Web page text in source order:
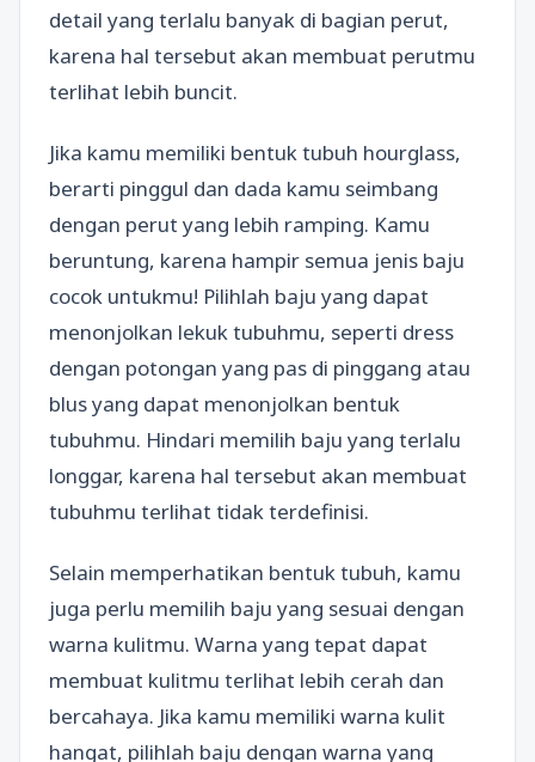
detail yang terlalu banyak di bagian perut,
karena hal tersebut akan membuat perutmu
terlihat lebih buncit.
Jika kamu memiliki bentuk tubuh hourglass,
berarti pinggul dan dada kamu seimbang
dengan perut yang lebih ramping. Kamu
beruntung, karena hampir semua jenis baju
cocok untukmu! Pilihlah baju yang dapat
menonjolkan lekuk tubuhmu, seperti dress
dengan potongan yang pas di pinggang atau
blus yang dapat menonjolkan bentuk
tubuhmu. Hindari memilih baju yang terlalu
longgar, karena hal tersebut akan membuat
tubuhmu terlihat tidak terdefinisi.
Selain memperhatikan bentuk tubuh, kamu
juga perlu memilih baju yang sesuai dengan
warna kulitmu. Warna yang tepat dapat
membuat kulitmu terlihat lebih cerah dan
bercahaya. Jika kamu memiliki warna kulit
hangat, pilihlah baju dengan warna yang